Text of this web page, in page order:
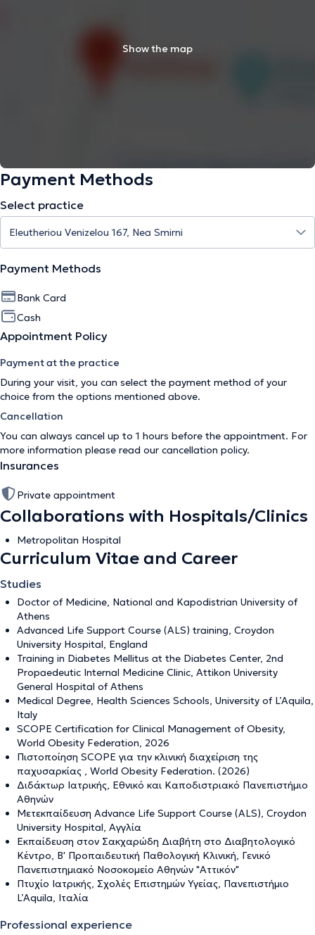
Show the map
Payment Methods
Select practice
Payment Methods
Bank Card
Cash
Appointment Policy
Payment at the practice
During your visit, you can select the payment method of your
choice from the options mentioned above.
Cancellation
You can always cancel up to 1 hours before the appointment. For
more information please read our cancellation policy.
Insurances
Private appointment
Collaborations with Hospitals/Clinics
Metropolitan Hospital
Curriculum Vitae and Career
Studies
Doctor of Medicine, National and Kapodistrian University of
Athens
Advanced Life Support Course (ALS) training, Croydon
University Hospital, England
Training in Diabetes Mellitus at the Diabetes Center, 2nd
Propaedeutic Internal Medicine Clinic, Attikon University
General Hospital of Athens
Medical Degree, Health Sciences Schools, University of L’Aquila,
Italy
SCOPE Certification for Clinical Management of Obesity,
World Obesity Federation, 2026
Πιστοποίηση SCOPE για την κλινική διαχείριση της
παχυσαρκίας , World Obesity Federation. (2026)
Διδάκτωρ Ιατρικής, Εθνικό και Καποδιστριακό Πανεπιστήμιο
Αθηνών
Μετεκπαίδευση Advance Life Support Course (ALS), Croydon
University Hospital, Αγγλία
Εκπαίδευση στον Σακχαρώδη Διαβήτη στο Διαβητολογικό
Κέντρο, B' Προπαιδευτική Παθολογική Κλινική, Γενικό
Πανεπιστημιακό Νοσοκομείο Αθηνών "Αττικόν"
Πτυχίο Ιατρικής, Σχολές Επιστημών Υγείας, Πανεπιστήμιο
L’Aquila, Ιταλία
Professional experience